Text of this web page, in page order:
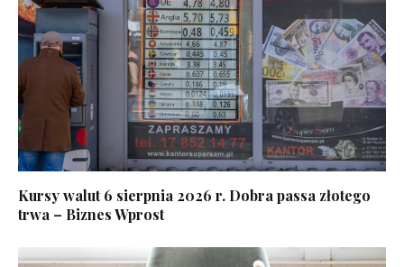
Kursy walut 6 sierpnia 2026 r. Dobra passa złotego
trwa – Biznes Wprost